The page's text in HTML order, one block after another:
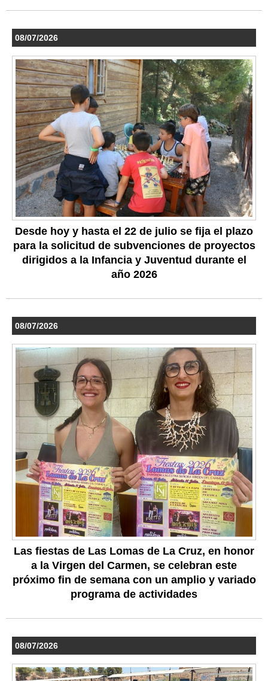
08/07/2026
Desde hoy y hasta el 22 de julio se fija el plazo
para la solicitud de subvenciones de proyectos
dirigidos a la Infancia y Juventud durante el
año 2026
08/07/2026
Las fiestas de Las Lomas de La Cruz, en honor
a la Virgen del Carmen, se celebran este
próximo fin de semana con un amplio y variado
programa de actividades
08/07/2026